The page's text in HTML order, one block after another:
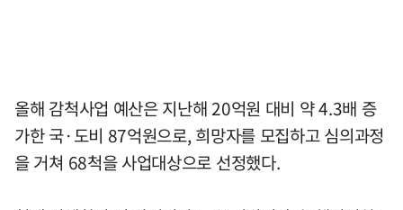
올해 감척사업 예산은 지난해 20억원 대비 약 4.3배 증
가한 국·도비 87억원으로, 희망자를 모집하고 심의과정
을 거쳐 68척을 사업대상으로 선정했다.